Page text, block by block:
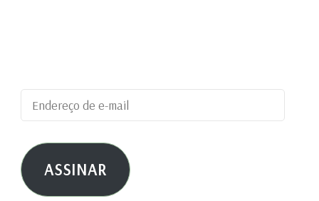
Endereço
de
e-
mail ASSINAR